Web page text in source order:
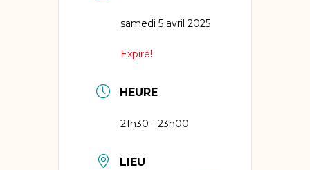
samedi 5 avril 2025
Expiré!
HEURE
21h30 - 23h00
LIEU